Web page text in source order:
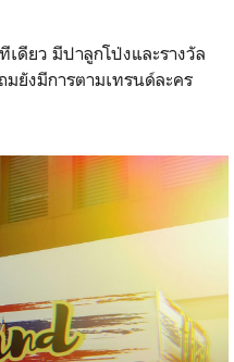
ดียว มีปาลูกโป่งและรางวัล
ยังมีการตามเทรนด์ละคร